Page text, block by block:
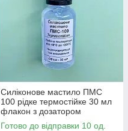
Силіконове мастило ПМС
100 рідке термостійке 30 мл
флакон з дозатором
Готово до відправки 10 од.